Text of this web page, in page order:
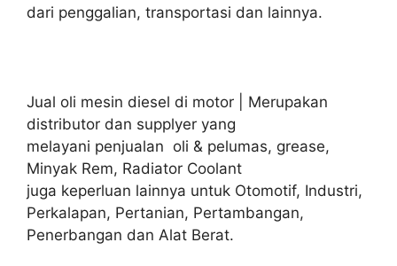
dari penggalian, transportasi dan lainnya.
Jual oli mesin diesel di motor | Merupakan
distributor dan supplyer yang
melayani penjualan oli & pelumas, grease,
Minyak Rem, Radiator Coolant
juga keperluan lainnya untuk Otomotif, Industri,
Perkalapan, Pertanian, Pertambangan,
Penerbangan dan Alat Berat.